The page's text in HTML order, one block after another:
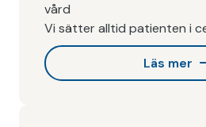
vård
Vi sätter alltid patienten i
Vår höga patientnöjdhet
att vi levererar vård med
kvalitet
… Läs mer